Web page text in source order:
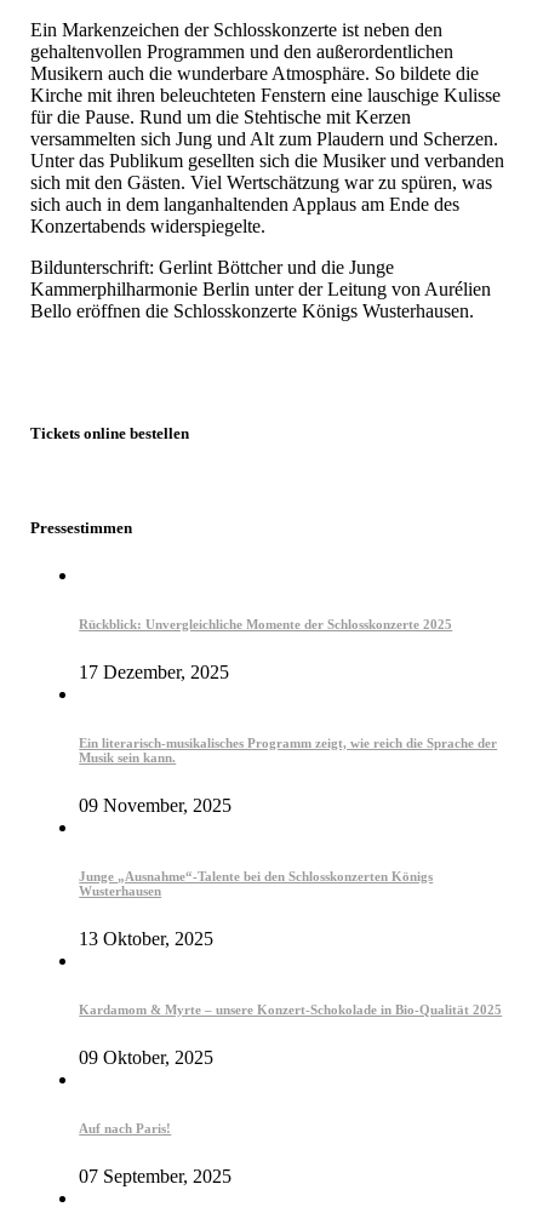
Ein Markenzeichen der Schlosskonzerte ist neben den
gehaltenvollen Programmen und den außerordentlichen
Musikern auch die wunderbare Atmosphäre. So bildete die
Kirche mit ihren beleuchteten Fenstern eine lauschige Kulisse
für die Pause. Rund um die Stehtische mit Kerzen
versammelten sich Jung und Alt zum Plaudern und Scherzen.
Unter das Publikum gesellten sich die Musiker und verbanden
sich mit den Gästen. Viel Wertschätzung war zu spüren, was
sich auch in dem langanhaltenden Applaus am Ende des
Konzertabends widerspiegelte.
Bildunterschrift: Gerlint Böttcher und die Junge
Kammerphilharmonie Berlin unter der Leitung von Aurélien
Bello eröffnen die Schlosskonzerte Königs Wusterhausen.
Tickets online bestellen
Pressestimmen
Rückblick: Unvergleichliche Momente der Schlosskonzerte 2025
17 Dezember, 2025
Ein literarisch-musikalisches Programm zeigt, wie reich die Sprache der
Musik sein kann.
09 November, 2025
Junge „Ausnahme“-Talente bei den Schlosskonzerten Königs
Wusterhausen
13 Oktober, 2025
Kardamom & Myrte – unsere Konzert-Schokolade in Bio-Qualität 2025
09 Oktober, 2025
Auf nach Paris!
07 September, 2025